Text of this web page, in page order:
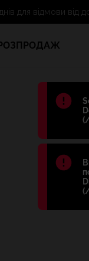
для відмови від